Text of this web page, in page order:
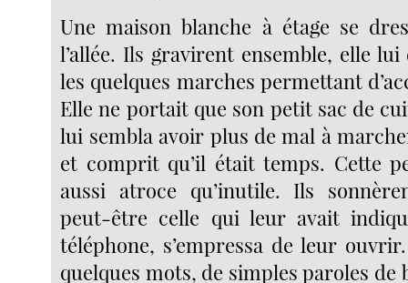
Une maison blanche à étage se
l’allée. Ils gravirent ensemble, elle
les quelques marches permettant
Elle ne portait que son petit sac de
lui sembla avoir plus de mal à
et comprit qu’il était temps. Cette
aussi atroce qu’inutile. Ils
peut-être celle qui leur avait
téléphone, s’empressa de leur
quelques mots, de simples paroles de